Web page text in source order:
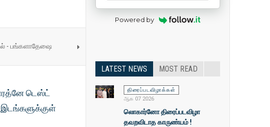
- பங்களாதேஷை
டெஸ்ட்
இடங்களுக்குள்
Powered by
LATEST NEWS MOST READ
திரைப்படவிழாக்கள்
ஆக 07 2026
லொகார்னோ திரைப்படவிழா
தவறவிடாத காருண்யம் !